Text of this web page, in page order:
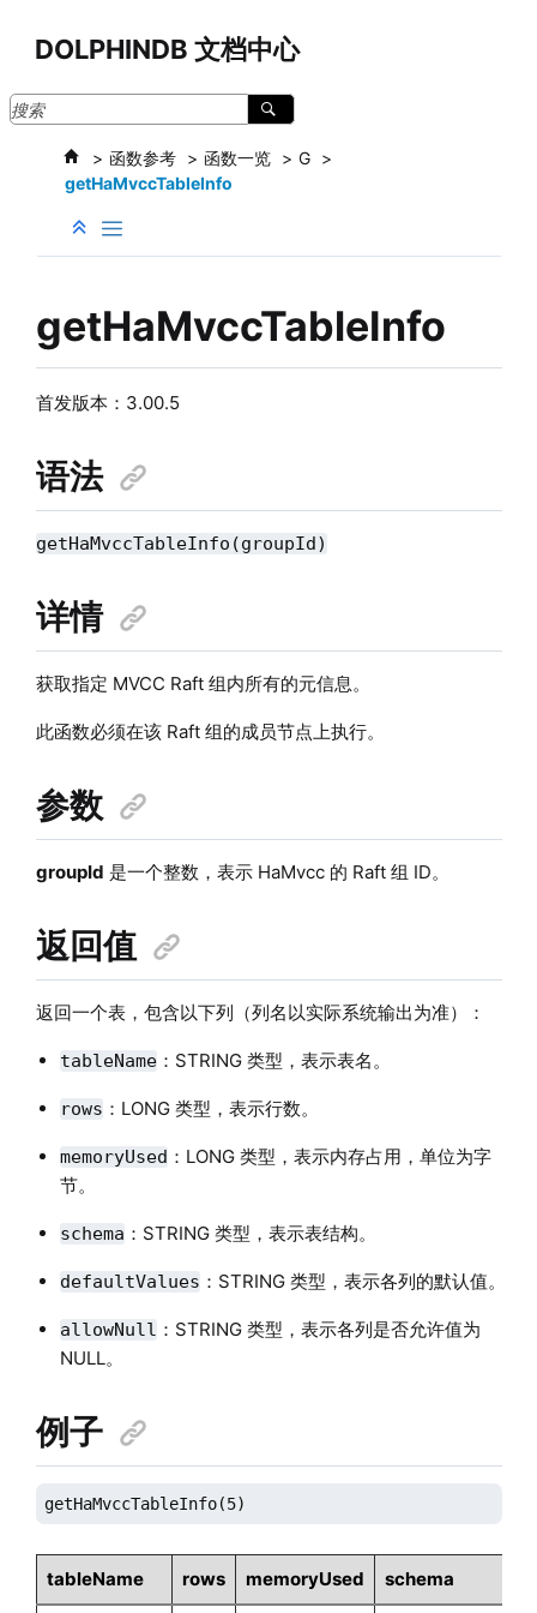
DOLPHINDB 文档中心
函数参考 函数一览
G
getHaMvccTableInfo
getHaMvccTableInfo
首发版本： 3.00.5
语法
getHaMvccTableInfo(groupId)
详情
获取指定 MVCC Raft 组内所有的元信息。
此函数必须在该 Raft 组的成员节点上执行。
参数
groupId 是一个整数，表示 HaMvcc 的 Raft 组 ID。
返回值
返回一个表，包含以下列（列名以实际系统输出为准）：
tableName：STRING 类型，表示表名。
rows ：LONG 类型，表示行数。
memoryUsed ：LONG 类型，表示内存占用，单位为字
节。
schema ：STRING 类型，表示表结构。
defaultValues ：STRING 类型，表示各列的默认值。
allowNull ：STRING 类型，表示各列是否允许值为
NULL。
例子
getHaMvccTableInfo(5)
tableName rows memoryUsed schema